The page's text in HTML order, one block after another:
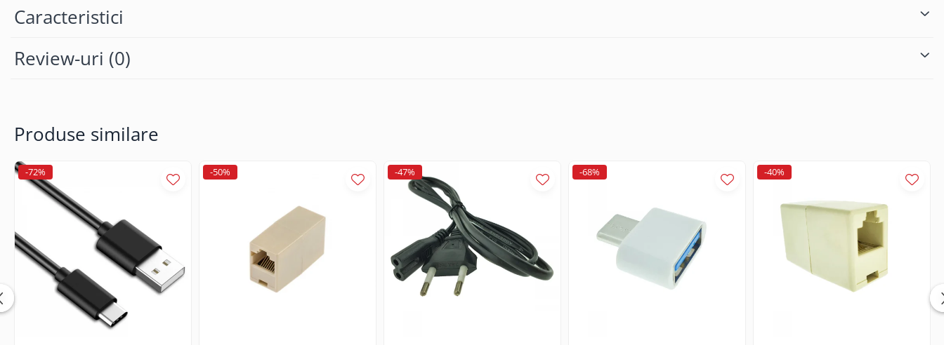
Cooler laptop
Accesorii monitoare
Adaptoare smartphone
Cabluri iPhone
Cabluri microUSB
Cabluri USB tip C
Casti cu cablu
Casti wireless
Gadgets smartphone
Huse smartphone
Incarcatoare wireless
Incarcator auto
Incarcator priza retea
Caracteristici
Review-uri (0)
Produse similare
-72% -50% -47% -68% -40%